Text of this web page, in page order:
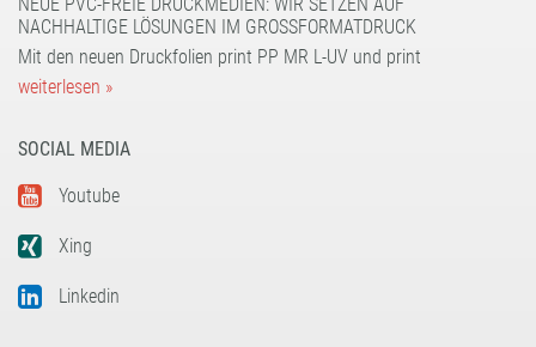
NEUE PVC-FREIE DRUCKMEDIEN: WIR SETZEN AUF
NACHHALTIGE LÖSUNGEN IM GROSSFORMATDRUCK
Mit den neuen Druckfolien print PP MR L-UV und print
weiterlesen »
SOCIAL MEDIA
Youtube
Xing
Linkedin